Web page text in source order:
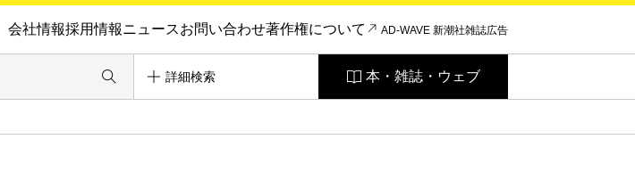
会社情報採用情報ニュースお問い合わせ著作権について AD-WAVE 新潮社雑誌広告
詳細検索 本・雑誌・ウェブ